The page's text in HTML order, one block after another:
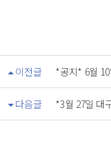
이전글 *공지* 6월
다음글 *3월 27일 대